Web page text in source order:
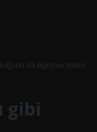
da öğrenecektim
gibi